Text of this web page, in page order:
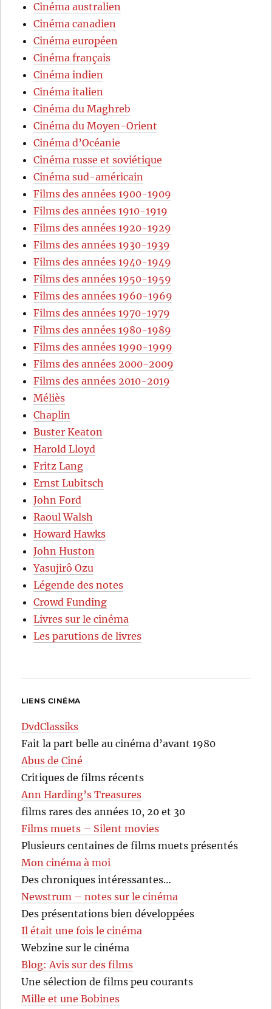
Cinéma australien
Cinéma canadien
Cinéma européen
Cinéma français
Cinéma indien
Cinéma italien
Cinéma du Maghreb
Cinéma du Moyen-Orient
Cinéma d’Océanie
Cinéma russe et soviétique
Cinéma sud-américain
Films des années 1900-1909
Films des années 1910-1919
Films des années 1920-1929
Films des années 1930-1939
Films des années 1940-1949
Films des années 1950-1959
Films des années 1960-1969
Films des années 1970-1979
Films des années 1980-1989
Films des années 1990-1999
Films des années 2000-2009
Films des années 2010-2019
Méliès
Chaplin
Buster Keaton
Harold Lloyd
Fritz Lang
Ernst Lubitsch
John Ford
Raoul Walsh
Howard Hawks
John Huston
Yasujirô Ozu
Légende des notes
Crowd Funding
Livres sur le cinéma
Les parutions de livres
LIENS CINÉMA
DvdClassiks
Fait la part belle au cinéma d’avant 1980
Abus de Ciné
Critiques de films récents
Ann Harding’s Treasures
films rares des années 10, 20 et 30
Films muets – Silent movies
Plusieurs centaines de films muets présentés
Mon cinéma à moi
Des chroniques intéressantes…
Newstrum – notes sur le cinéma
Des présentations bien développées
Il était une fois le cinéma
Webzine sur le cinéma
Blog: Avis sur des films
Une sélection de films peu courants
Mille et une Bobines